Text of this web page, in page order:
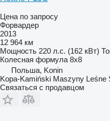
Цена по запросу
Форвардер
2013
12 964 км
Мощность 220 л.с. (162 кВт)
Колесная формула 8x8
Польша, Konin
Kopa-Kamiński Maszyny Leśne
Связаться с продавцом